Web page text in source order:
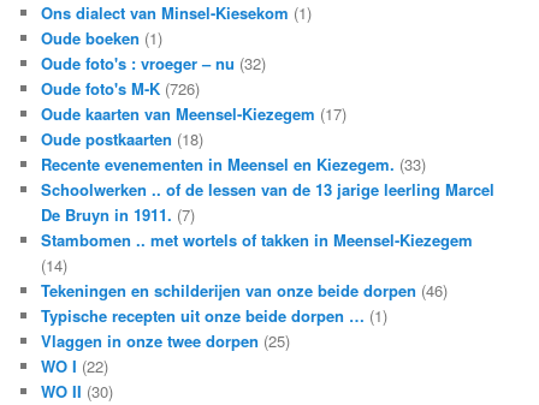
Ons dialect van Minsel-Kiesekom (1)
Oude boeken (1)
Oude foto's : vroeger – nu (32)
Oude foto's M-K (726)
Oude kaarten van Meensel-Kiezegem (17)
Oude postkaarten (18)
Recente evenementen in Meensel en Kiezegem. (33)
Schoolwerken .. of de lessen van de 13 jarige leerling Marcel
De Bruyn in 1911. (7)
Stambomen .. met wortels of takken in Meensel-Kiezegem
(14)
Tekeningen en schilderijen van onze beide dorpen (46)
Typische recepten uit onze beide dorpen … (1)
Vlaggen in onze twee dorpen (25)
WO I (22)
WO II (30)